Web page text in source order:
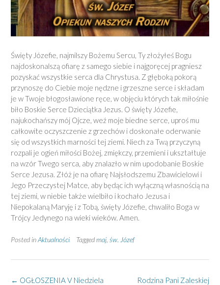
Święty Józefie, najmilszy Bożemu Sercu, Ty złożyłeś Bogu
najdoskonalszą ofiarę z samego siebie i najgoręcej pragniesz
pozyskać wszystkie serca dla Chrystusa. Z głęboką pokorą
przynoszę do Ciebie moje nędzne i grzeszne serce i składam
je w Twoje błogosławione ręce, w objęciu których tak miłośnie
biło Boskie Serce Dzieciątka Jezus. O święty Józefie,
najukochańszy mój Ojcze, weź moje biedne serce, uproś mu
całkowite oczyszczenie z grzechów i doskonałe oderwanie
się od wszystkich marności tej ziemi. Niech za Twą przyczyną
rozpali je ogień miłości Bożej, zmiękczy, przemieni i ukształtuje
na wzór Twego serca, aby znalazło w nim upodobanie Boskie
Serce Jezusa. Złóż je na ofiarę Najsłodszemu Zbawicielowi i
Jego Przeczystej Matce, aby będąc ich wyłączną własnością na
tej ziemi, w niebie także wielbiło i kochało Jezusa i
Niepokalaną Maryję i z Tobą, święty Józefie, chwaliło Boga w
Trójcy Jedynego na wieki wieków. Amen.
Posted inAktualności Taggedmaj św. Józef
Post
Rodzina Pani Zaleskiej
← OGŁOSZENIA V Niedziela